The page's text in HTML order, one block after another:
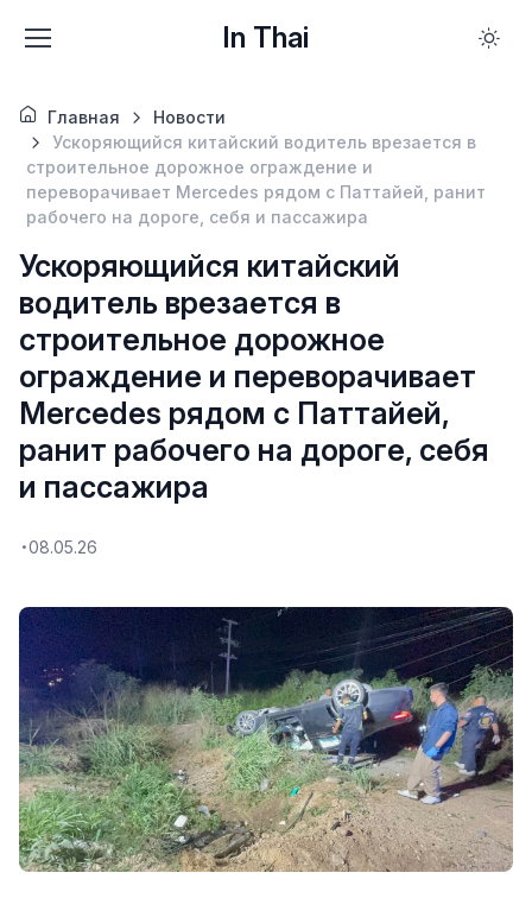
In Thai
Главная
Новости
Ускоряющийся китайский водитель врезается в
строительное дорожное ограждение и
переворачивает Mercedes рядом с Паттайей, ранит
рабочего на дороге, себя и пассажира
Ускоряющийся китайский
водитель врезается в
строительное дорожное
ограждение и переворачивает
Mercedes рядом с Паттайей,
ранит рабочего на дороге, себя
и пассажира
08.05.26